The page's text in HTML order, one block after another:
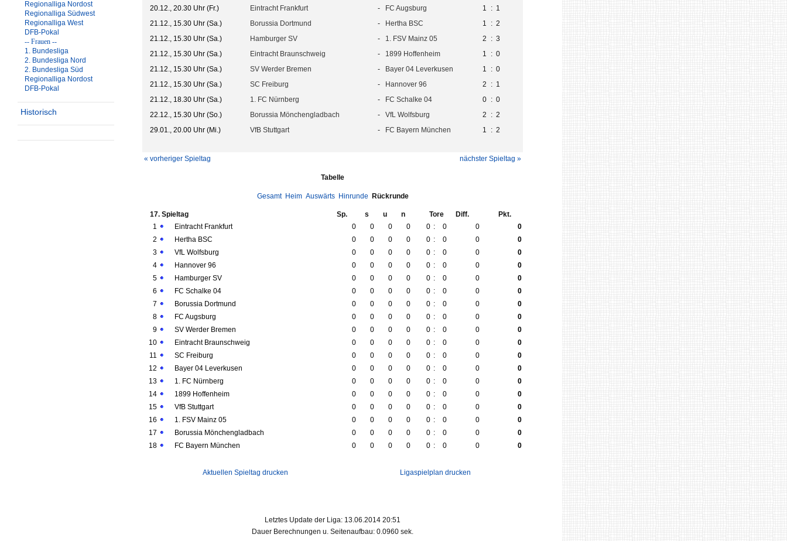
Regionalliga Nordost
Regionalliga Südwest
Regionalliga West
DFB-Pokal
-- Frauen --
1. Bundesliga
2. Bundesliga Nord
2. Bundesliga Süd
Regionalliga Nordost
DFB-Pokal
Historisch
20.12., 20.30 Uhr (Fr.) Eintracht Frankfurt - FC Augsburg 1 : 1
21.12., 15.30 Uhr (Sa.)
Borussia Dortmund - Hertha BSC 1 : 2
21.12., 15.30 Uhr (Sa.)
Hamburger SV - 1. FSV Mainz 05 2 : 3
21.12., 15.30 Uhr (Sa.)
Eintracht Braunschweig - 1899 Hoffenheim 1 : 0
21.12., 15.30 Uhr (Sa.)
SV Werder Bremen - Bayer 04 Leverkusen 1 : 0
21.12., 15.30 Uhr (Sa.)
SC Freiburg - Hannover 96 2 : 1
21.12., 18.30 Uhr (Sa.)
1. FC Nürnberg - FC Schalke 04 0 : 0
22.12., 15.30 Uhr (So.)
Borussia Mönchengladbach - VfL Wolfsburg 2 : 2
29.01., 20.00 Uhr (Mi.)
VfB Stuttgart - FC Bayern München 1 : 2
« vorheriger Spieltag nächster Spieltag »
Tabelle
Gesamt Heim Auswärts Hinrunde Rückrunde
17. Spieltag Sp. s u n Tore Diff.
Pkt.
1
Eintracht Frankfurt 0 0 0 0 0 : 0 0
0
2
Hertha BSC 0 0 0 0 0 : 0 0
0
3
VfL Wolfsburg 0 0 0 0 0 : 0 0
0
4
Hannover 96 0 0 0 0 0 : 0 0
0
5
Hamburger SV 0 0 0 0 0 : 0 0
0
6
FC Schalke 04 0 0 0 0 0 : 0 0
0
7
Borussia Dortmund 0 0 0 0 0 : 0 0
0
8
FC Augsburg 0 0 0 0 0 : 0 0
0
9
SV Werder Bremen 0 0 0 0 0 : 0 0
0
10
Eintracht Braunschweig 0 0 0 0 0 : 0 0
0
11
SC Freiburg 0 0 0 0 0 : 0 0
0
12
Bayer 04 Leverkusen 0 0 0 0 0 : 0 0
0
13
1. FC Nürnberg 0 0 0 0 0 : 0 0
0
14
1899 Hoffenheim 0 0 0 0 0 : 0 0
0
15
VfB Stuttgart 0 0 0 0 0 : 0 0
0
16
1. FSV Mainz 05 0 0 0 0 0 : 0 0
0
17
Borussia Mönchengladbach 0 0 0 0 0 : 0 0
0
18
FC Bayern München 0 0 0 0 0 : 0 0 0
Aktuellen Spieltag drucken Ligaspielplan drucken
Letztes Update der Liga: 13.06.2014 20:51
Dauer Berechnungen u. Seitenaufbau: 0.0960 sek.